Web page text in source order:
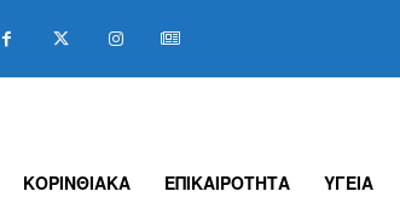
ΚΟΡΙΝΘΙΑΚΑ ΕΠΙΚΑΙΡΟΤΗΤΑ ΥΓΕΙΑ